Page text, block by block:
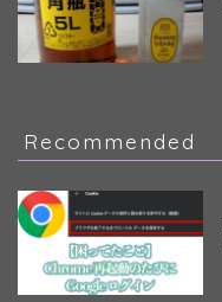
Recommended